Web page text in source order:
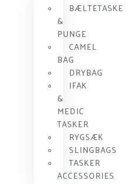
BÆLTETASKE
&
PUNGE
CAMEL
BAG
DRYBAG
IFAK
&
MEDIC
TASKER
RYGSÆK
SLINGBAGS
TASKER
ACCESSORIES